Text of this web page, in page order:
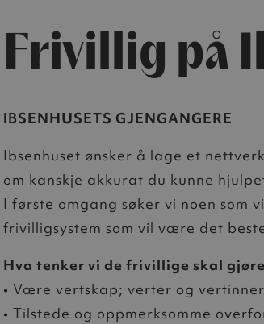
Frivillig på
IBSENHUSETS GJENGANGERE
Ibsenhuset ønsker å lage et
om kanskje akkurat du kunne
I første omgang søker vi noen som
frivilligsystem som vil være det
Hva tenker vi de frivillige skal
• Være vertskap; verter og vertinner
• Tilstede og oppmerksomme